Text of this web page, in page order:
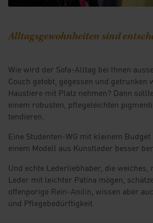
Alltagsgewohnheiten sind
Wie wird der Sofa-Alltag bei Ihnen
Couch getobt, gegessen und getrunken
Haustiere mit Platz nehmen? Dann
einem robusten, pflegeleichten
tendieren.
Eine Studenten-WG mit kleinem
einem Modell aus Kunstleder besser
Und echte Lederliebhaber, die weiches,
Leder mit leichter Patina mögen,
offenporige Rein-Anilin, wissen aber
und Pflegebedürftigkeit.